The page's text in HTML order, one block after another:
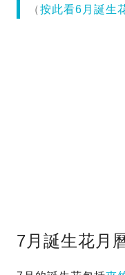
（按此看6月誕生
7月誕生花月